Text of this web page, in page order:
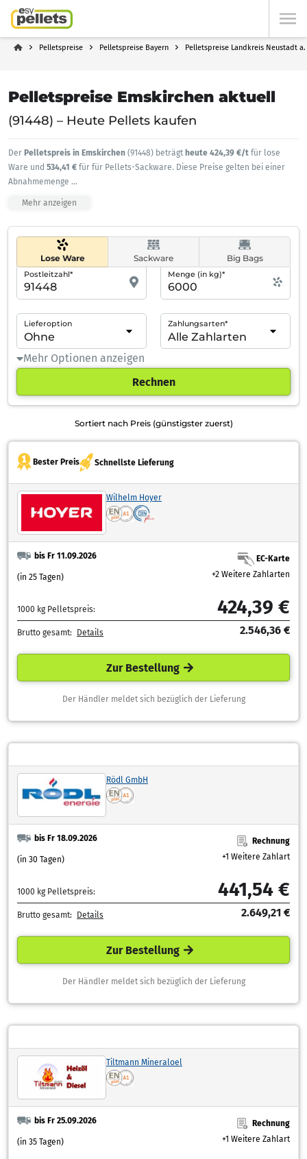
Pelletspreise Pelletspreise Bayern Pelletspreise Landkreis Neustadt
Pelletspreise Emskirchen aktuell
(91448) – Heute Pellets kaufen
Der Pelletspreis in Emskirchen (91448) beträgt heute 424,39 €/t für lose
Ware und 534,41 € für für Pellets-Sackware. Diese Preise gelten bei einer
Abnahmemenge ...
Mehr anzeigen
Lose Ware Sackware Big Bags
Postleitzahl* Menge (in kg)*
Lieferoption Zahlungsarten*
Mehr Optionen anzeigen
Rechnen
Sortiert nach Preis (günstigster zuerst)
Bester Preis Schnellste Lieferung
Wilhelm Hoyer
bis Fr 11.09.2026
(in 25 Tagen)
EC-Karte
+2 Weitere Zahlarten
1000 kg Pelletspreis: 424,39 €
Brutto gesamt: Details 2.546,36 €
Zur Bestellung
Der Händler meldet sich bezüglich der Lieferung
Rödl GmbH
bis Fr 18.09.2026
(in 30 Tagen)
Rechnung
+1 Weitere Zahlart
1000 kg Pelletspreis: 441,54 €
Brutto gesamt: Details 2.649,21 €
Zur Bestellung
Der Händler meldet sich bezüglich der Lieferung
Tiltmann Mineraloel
bis Fr 25.09.2026
(in 35 Tagen)
Rechnung
+1 Weitere Zahlart